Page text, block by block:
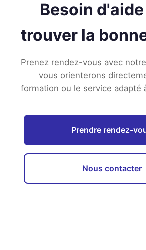
Besoin
trouver la
Prenez rendez-vous avec
vous orienterons
formation ou le service adapté
Prendre rendez-
Nous contacter